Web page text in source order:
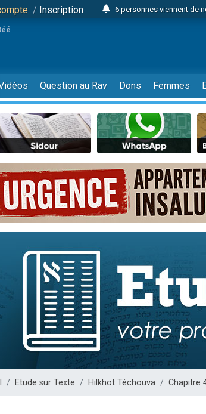
/ Inscription
6 personnes viennent de
2 personnes
17 personnes viennent
4 personnes viennent de
Il reste 49 places
23 personnes
Eva vient de donner son
4 personnes viennent de
3 personnes viennent de
3 personnes viennent
Odaya vient de donner
13 personnes viennent
Il reste 49 places
12 nouvelles
3 personnes viennent de
2 personnes viennent de
2 personnes viennent de
Question au Rav Dons Femmes
Etude sur Texte Hilkhot Téchouva Chapitre